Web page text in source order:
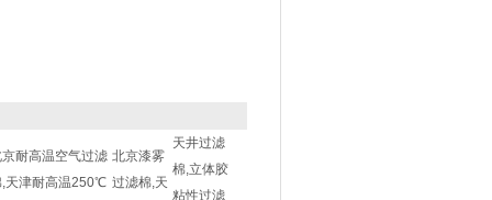
耐高温空气过滤
,天津耐高温250℃
北京漆雾
过滤棉,天
天井过滤
棉,立体胶
粘性过滤